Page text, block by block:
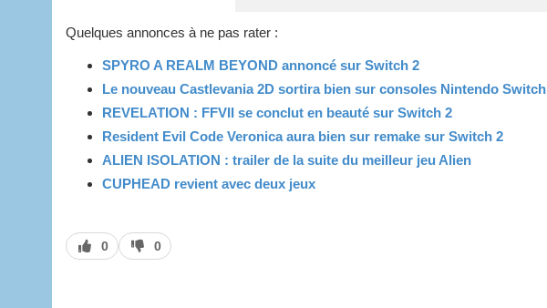
Quelques annonces à ne pas rater :
SPYRO A REALM BEYOND annoncé sur Switch 2
Le nouveau Castlevania 2D sortira bien sur consoles Nintendo Switch
REVELATION : FFVII se conclut en beauté sur Switch 2
Resident Evil Code Veronica aura bien sur remake sur Switch 2
ALIEN ISOLATION : trailer de la suite du meilleur jeu Alien
CUPHEAD revient avec deux jeux
J’aime
0
J’aime
pas
0